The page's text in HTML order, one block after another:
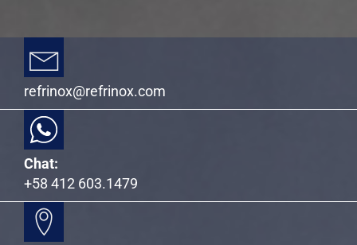
refrinox@refrinox.com
Chat:
+58 412 603.1479